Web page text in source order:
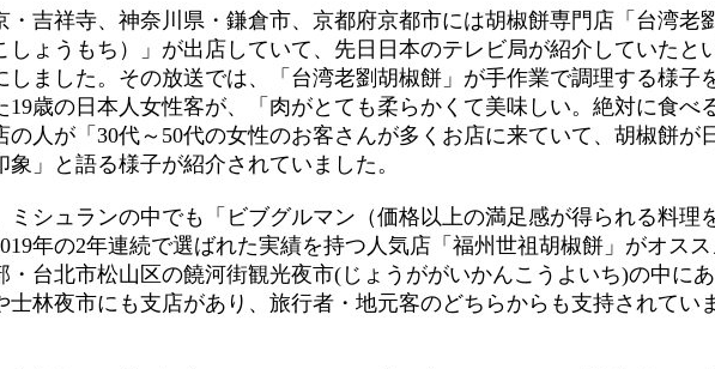
・吉祥寺、神奈川県・鎌倉市、京都府京都市には胡椒餅専門店「台湾老
ょうもち）」が出店していて、先日日本のテレビ局が紹介していたと
しました。その放送では、「台湾老劉胡椒餅」が手作業で調理する様子
歳の日本人女性客が、「肉がとても柔らかくて美味しい。絶対に食べ
の人が「30代～50代の女性のお客さんが多くお店に来ていて、胡椒餅が
」と語る様子が紹介されていました。
ミシュランの中でも「ビブグルマン（価格以上の満足感が得られる料理
年の2年連続で選ばれた実績を持つ人気店「福州世祖胡椒餅」がオスス
・台北市松山区の饒河街観光夜市(じょうががいかんこうよいち)の中に
林夜市にも支店があり、旅行者・地元客のどちらからも支持されてい